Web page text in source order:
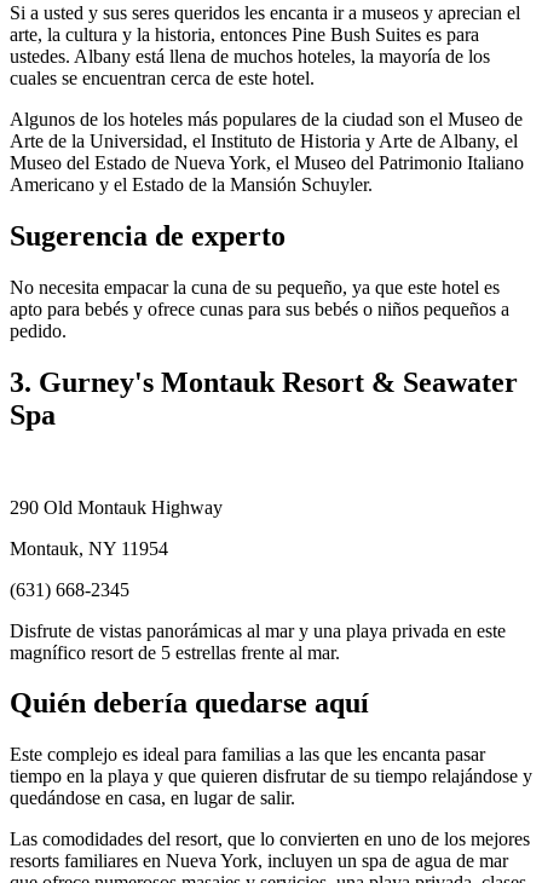
Si a usted y sus seres queridos les encanta ir a museos y aprecian el
arte, la cultura y la historia, entonces Pine Bush Suites es para
ustedes. Albany está llena de muchos hoteles, la mayoría de los
cuales se encuentran cerca de este hotel.
Algunos de los hoteles más populares de la ciudad son el Museo de
Arte de la Universidad, el Instituto de Historia y Arte de Albany, el
Museo del Estado de Nueva York, el Museo del Patrimonio Italiano
Americano y el Estado de la Mansión Schuyler.
Sugerencia de experto
No necesita empacar la cuna de su pequeño, ya que este hotel es
apto para bebés y ofrece cunas para sus bebés o niños pequeños a
pedido.
3. Gurney's Montauk Resort & Seawater
Spa
290 Old Montauk Highway
Montauk, NY 11954
(631) 668-2345
Disfrute de vistas panorámicas al mar y una playa privada en este
magnífico resort de 5 estrellas frente al mar.
Quién debería quedarse aquí
Este complejo es ideal para familias a las que les encanta pasar
tiempo en la playa y que quieren disfrutar de su tiempo relajándose y
quedándose en casa, en lugar de salir.
Las comodidades del resort, que lo convierten en uno de los mejores
resorts familiares en Nueva York, incluyen un spa de agua de mar